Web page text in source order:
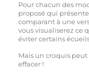
Pour chacun des
proposé qui
comparant à une
vous visualiserez ce
éviter certains
Mais un croquis
effacer !